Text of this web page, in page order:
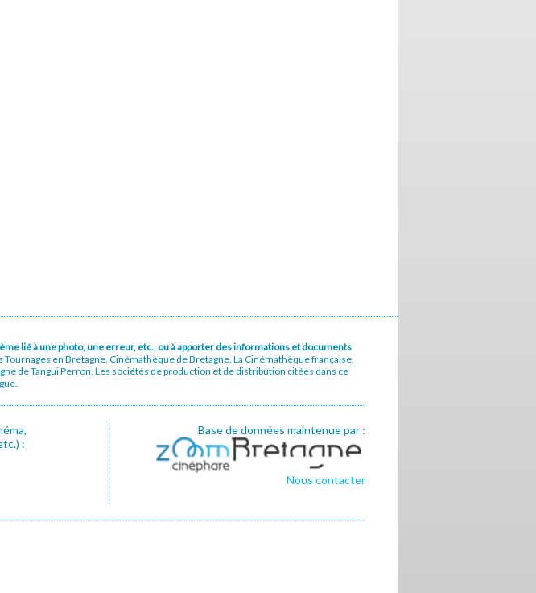
lié à une photo, une erreur, etc., ou à apporter des informations et documents
en Bretagne, Cinémathèque de Bretagne, La Cinémathèque française,
de Tangui Perron, Les sociétés de production et de distribution citées dans ce
:
Base de données maintenue par :
Nous contacter